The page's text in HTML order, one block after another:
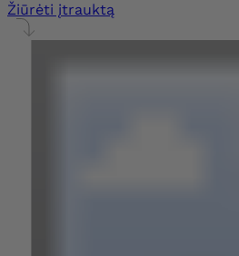
Žiūrėti įtrauktą